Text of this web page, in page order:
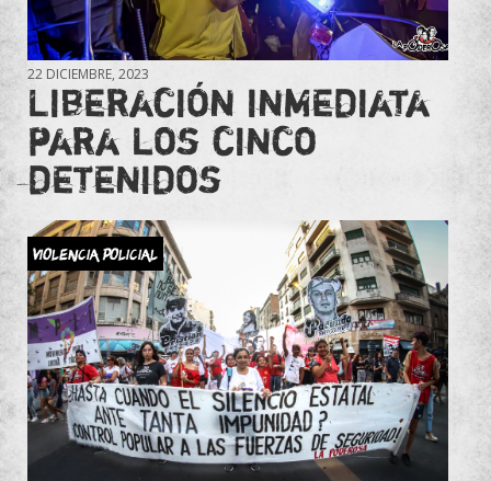
22 DICIEMBRE, 2023
Liberación inmediata
para los cinco
detenidos
Violencia Policial